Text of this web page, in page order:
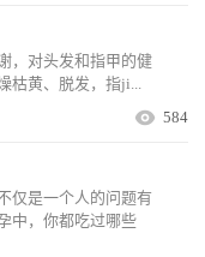
，对头发和指甲的健
枯黄、脱发，指ji...
584
仅是一个人的问题有
中，你都吃过哪些